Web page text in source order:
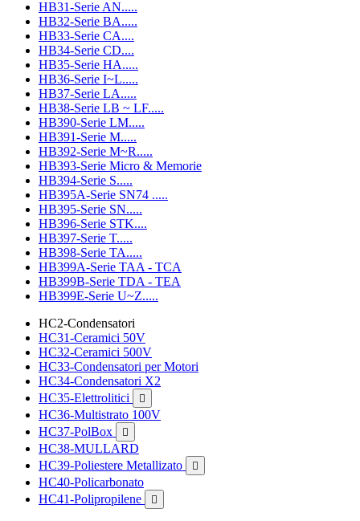
HB31-Serie AN.....
HB32-Serie BA.....
HB33-Serie CA....
HB34-Serie CD....
HB35-Serie HA.....
HB36-Serie I~L.....
HB37-Serie LA.....
HB38-Serie LB ~ LF.....
HB390-Serie LM.....
HB391-Serie M.....
HB392-Serie M~R.....
HB393-Serie Micro & Memorie
HB394-Serie S.....
HB395A-Serie SN74 .....
HB395-Serie SN.....
HB396-Serie STK....
HB397-Serie T.....
HB398-Serie TA.....
HB399A-Serie TAA - TCA
HB399B-Serie TDA - TEA
HB399E-Serie U~Z.....
HC2-Condensatori
HC31-Ceramici 50V
HC32-Ceramici 500V
HC33-Condensatori per Motori
HC34-Condensatori X2
HC35-Elettrolitici

HC36-Multistrato 100V
HC37-PolBox

HC38-MULLARD
HC39-Poliestere Metallizato

HC40-Policarbonato
HC41-Polipropilene
